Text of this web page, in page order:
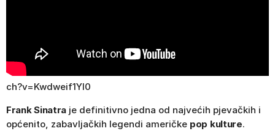
ch?v=Kwdweif1YI0
Frank Sinatra je definitivno jedna od najvećih pjevačkih i
općenito, zabavljačkih legendi američke pop kulture.